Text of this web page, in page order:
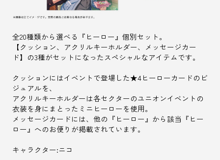
全20種類から選べる『ヒーロー』個別セット。
【クッション、アクリルキーホルダー、メッセージカー
ド】の3種がセットになったスペシャルなアイテムです。
クッションにはイベントで登場した★4ヒーローカードのビ
ジュアルを、
アクリルキーホルダーは各セクターのユニオンイベントの
衣装を身にまとったミニヒーローを使用。
メッセージカードには、他の『ヒーロー』から該当『ヒー
ロー』へのお便りが掲載されています。
キャラクター:ニコ